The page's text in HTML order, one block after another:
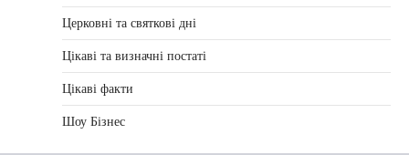
Церковні та святкові дні
Цікаві та визначні постаті
Цікаві факти
Шоу Бізнес